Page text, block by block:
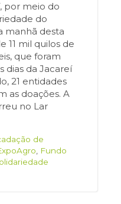
por meio do
do
manhã desta
11 mil quilos de
que foram
dias da Jacareí
21 entidades
as doações. A
no Lar
de
Fundo